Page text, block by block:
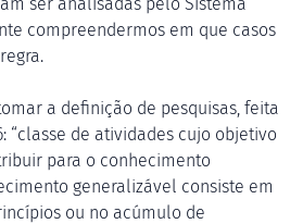
compreendermos em que casos
a definição de pesquisas, feita
“classe de atividades cujo objetivo
para o conhecimento
generalizável consiste em
ou no acúmulo de